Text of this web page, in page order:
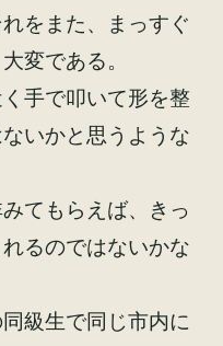
をまた、まっすぐ
変である。
手で叩いて形を整
いかと思うような
てもらえば、きっ
るのではないかな
級生で同じ市内に
くりコラム